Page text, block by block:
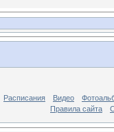
Расписания Видео
Правила сайта